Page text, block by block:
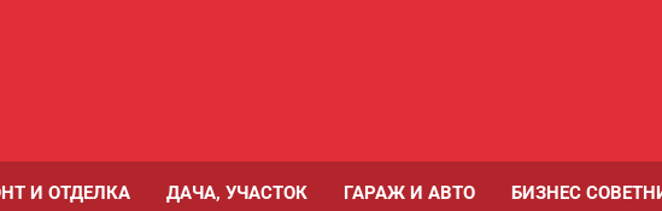
И ОТДЕЛКА ДАЧА, УЧАСТОК ГАРАЖ И АВТО БИЗНЕС